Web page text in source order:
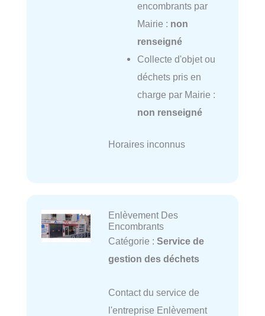
encombrants par
Mairie : non
renseigné
Collecte d'objet ou
déchets pris en
charge par Mairie :
non renseigné
Horaires inconnus
Enlèvement Des
Encombrants
Catégorie : Service de
gestion des déchets
Contact du service de
l'entreprise Enlèvement